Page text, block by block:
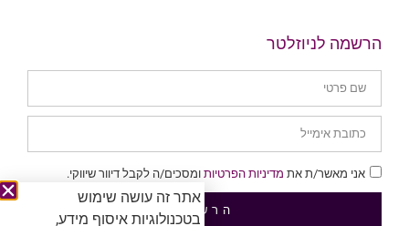
הרשמה לניוזלטר
אני מאשר/ת את מדיניות הפרטיות ומסכים/ה לקבל דיוור שיווקי.
הרשמה
אתר זה עושה שימוש
בטכנולוגיות איסוף מידע,